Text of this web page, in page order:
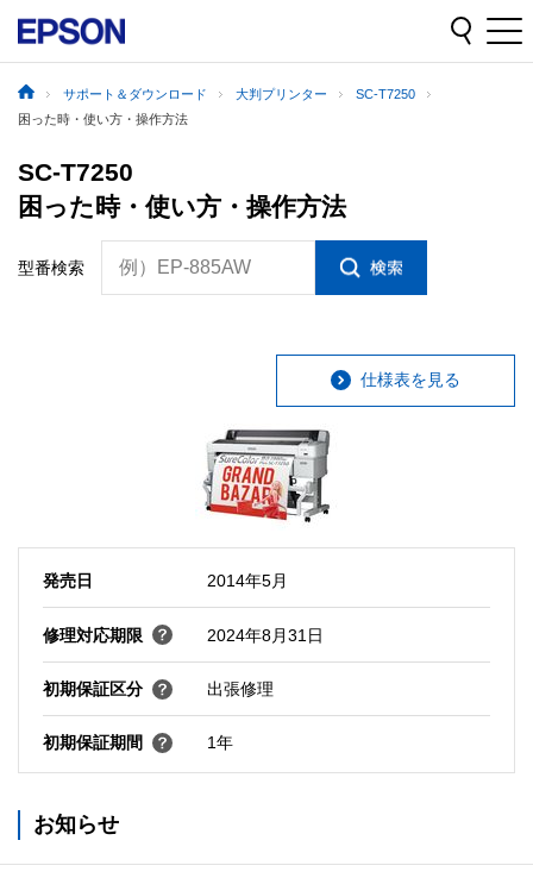
サポート＆ダウンロード 大判プリンター
SC-T7250
困った時・使い方・操作方法
SC-T7250
困った時・使い方・操作方法
型番検索 例）EP-885AW
仕様表を見る
発売日 2014年5月
修理対応期限 2024年8月31日
初期保証区分 出張修理
初期保証期間 1年
お知らせ